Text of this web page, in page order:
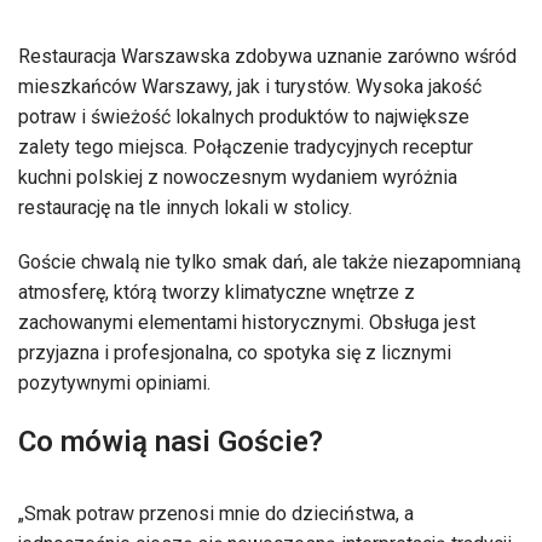
Restauracja Warszawska zdobywa uznanie zarówno wśród
mieszkańców Warszawy, jak i turystów. Wysoka jakość
potraw i świeżość lokalnych produktów to największe
zalety tego miejsca. Połączenie tradycyjnych receptur
kuchni polskiej z nowoczesnym wydaniem wyróżnia
restaurację na tle innych lokali w stolicy.
Goście chwalą nie tylko smak dań, ale także niezapomnianą
atmosferę, którą tworzy klimatyczne wnętrze z
zachowanymi elementami historycznymi. Obsługa jest
przyjazna i profesjonalna, co spotyka się z licznymi
pozytywnymi opiniami.
Co mówią nasi Goście?
„Smak potraw przenosi mnie do dzieciństwa, a